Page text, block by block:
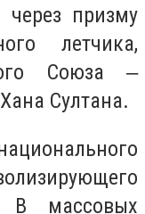
через призму
летчика,
Союза ‒
Султана.
В массовых